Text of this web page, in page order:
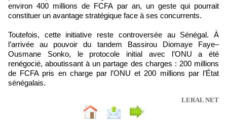
environ 400 millions de FCFA par an, un geste qui pourrait
constituer un avantage stratégique face à ses concurrents.
Toutefois, cette initiative reste controversée au Sénégal. À
l’arrivée au pouvoir du tandem Bassirou Diomaye Faye–
Ousmane Sonko, le protocole initial avec l’ONU a été
renégocié, aboutissant à un partage des charges : 200 millions
de FCFA pris en charge par l’ONU et 200 millions par l’État
sénégalais.
LERAL NET